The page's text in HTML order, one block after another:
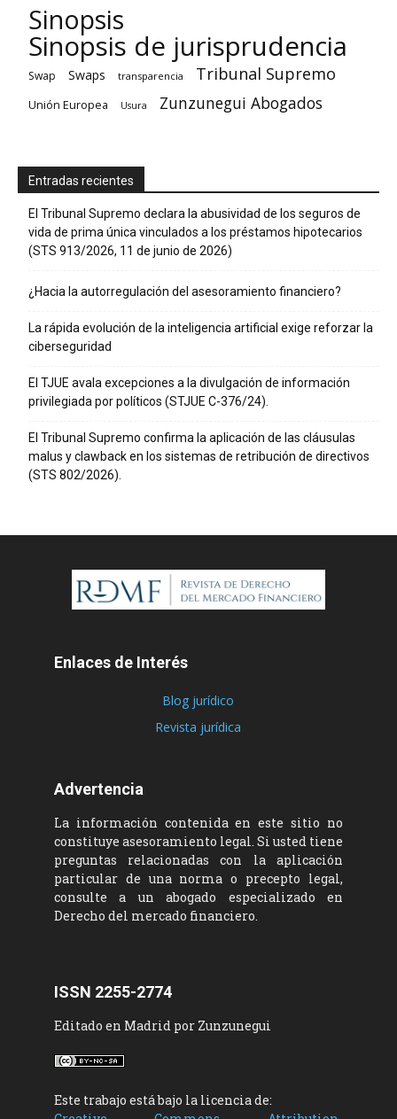
Sinopsis
Sinopsis de jurisprudencia
Swap Swaps transparencia Tribunal Supremo
Unión Europea Usura Zunzunegui Abogados
Entradas recientes
El Tribunal Supremo declara la abusividad de los seguros de
vida de prima única vinculados a los préstamos hipotecarios
(STS 913/2026, 11 de junio de 2026)
¿Hacia la autorregulación del asesoramiento financiero?
La rápida evolución de la inteligencia artificial exige reforzar la
ciberseguridad
El TJUE avala excepciones a la divulgación de información
privilegiada por políticos (STJUE C-376/24).
El Tribunal Supremo confirma la aplicación de las cláusulas
malus y clawback en los sistemas de retribución de directivos
(STS 802/2026).
Enlaces de Interés
Blog jurídico
Revista jurídica
Advertencia
La información contenida en este sitio no
constituye asesoramiento legal. Si usted tiene
preguntas relacionadas con la aplicación
particular de una norma o precepto legal,
consulte a un abogado especializado en
Derecho del mercado financiero.
ISSN 2255-2774
Editado en Madrid por Zunzunegui
Este trabajo está bajo la licencia de: